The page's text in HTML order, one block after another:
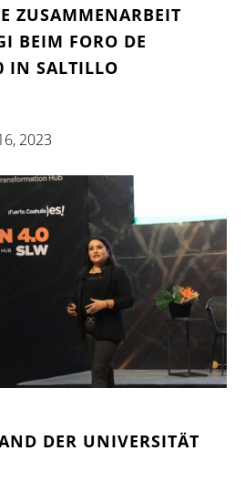
ZUSAMMENARBEIT
BEIM FORO DE
IN SALTILLO
2023
DER UNIVERSITÄT